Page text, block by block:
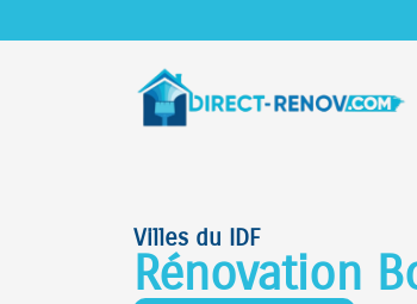
Villes du IDF
Rénovation